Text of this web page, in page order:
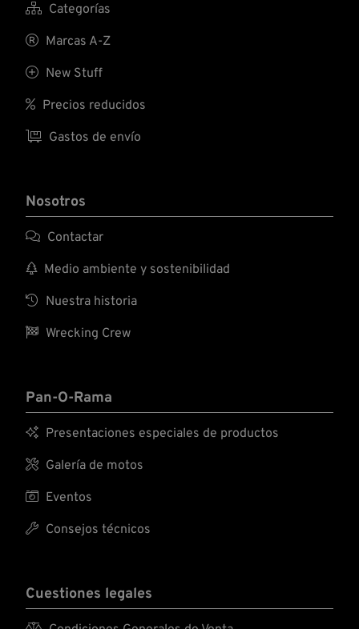
 Categorías
 Marcas A-Z
 New Stuff
 Precios reducidos
 Gastos de envío
Nosotros
 Contactar
 Medio ambiente y sostenibilidad
 Nuestra historia
 Wrecking Crew
Pan-O-Rama
 Presentaciones especiales de productos
 Galería de motos
 Eventos
 Consejos técnicos
Cuestiones legales